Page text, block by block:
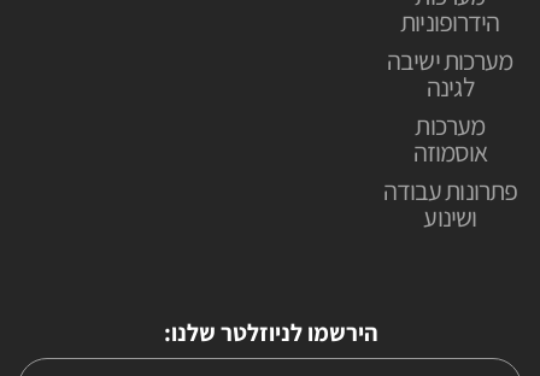
הידרופוניות
מערכות ישיבה
לגינה
מערכות
אוסמוזה
פתרונות עבודה
ושינוע
הירשמו לניוזלטר שלנו: